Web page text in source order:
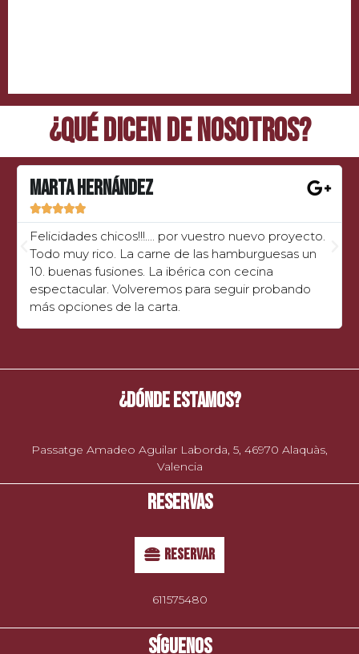
¿QUÉ DICEN DE NOSOTROS?
MARTA HERNÁNDEZ

Felicidades chicos!!!.... por vuestro nuevo proyecto.
Todo muy rico. La carne de las hamburguesas un
10. buenas fusiones. La ibérica con cecina
espectacular. Volveremos para seguir probando
más opciones de la carta.
¿DÓNDE ESTAMOS?
Passatge Amadeo Aguilar Laborda, 5, 46970 Alaquàs,
Valencia
RESERVAS
RESERVAR
611575480
SÍGUENOS